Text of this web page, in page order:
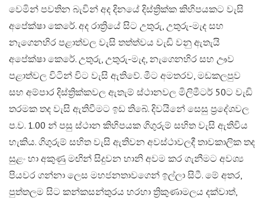
වෙමින් පවතින බැවින් අද දිනයේ දිස්ත්‍රික්ක කිහිපයකට වැසි
අපේක්ෂා කෙරේ. අද රාත්‍රියේ සිට උතුරු, උතුරු-මැද සහ
නැගෙනහිර පළාත්වල වැසි තත්ත්වය වැඩි වනු ඇතැයි
අපේක්ෂා කෙරේ. උතුරු, උතුරු-මැද, නැගෙනහිර සහ ඌව
පළාත්වල විටින් විට වැසි ඇතිවේ. මීට අමතරව, මඩකලපුව
සහ අම්පාර දිස්ත්‍රික්කවල ඇතැම් ස්ථානවල මිලිමීටර් 50ට වැඩි
තරමක තද වැසි ඇතිවීමට ඉඩ තිබේ. දිවයිනේ සෙසු ප්‍රදේශවල
ප.ව. 1.00 න් පසු ස්ථාන කිහිපයක ගිගුරුම් සහිත වැසි ඇතිවිය
හැකිය. ගිගුරුම් සහිත වැසි ඇතිවන අවස්ථාවලදී තාවකාලික තද
සුළං හා අකුණු මඟින් සිදුවන හානි අවම කර ගැනීමට අවශ්‍ය
පියවර ගන්නා ලෙස මහජනතාවගෙන් ඉල්ලා සිටී. මේ අතර,
පුත්තලම සිට කන්කසන්තුරය හරහා ත්‍රිකුණාමලය දක්වාත්,